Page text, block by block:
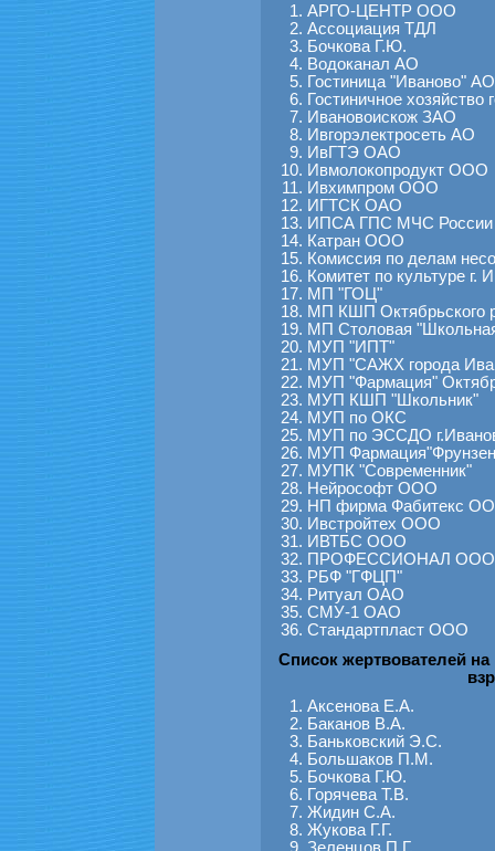
АРГО-ЦЕНТР ООО
Ассоциация ТДЛ
Бочкова Г.Ю.
Водоканал АО
Гостиница "Иваново" АО
Гостиничное
Ивановоискож ЗАО
Ивгорэлектросеть АО
ИвГТЭ ОАО
Ивмолокопродукт ООО
Ивхимпром ООО
ИГТСК ОАО
ИПСА ГПС МЧС России
Катран ООО
Комиссия по делам
Комитет по культуре г.
МП "ГОЦ"
МП КШП Октябрьского
МП Столовая
МУП "ИПТ"
МУП "САЖХ города
МУП "Фармация"
МУП КШП "Школьник"
МУП по ОКС
МУП по ЭССДО
МУП
МУПК "Современник"
Нейрософт ООО
НП фирма Фабитекс
Ивстройтех ООО
ИВТБС ООО
ПРОФЕССИОНАЛ ООО
РБФ "ГФЦП"
Ритуал ОАО
СМУ-1 ОАО
Стандартпласт ООО
Список жертвователей
Аксенова Е.А.
Баканов В.А.
Баньковский Э.С.
Большаков П.М.
Бочкова Г.Ю.
Горячева Т.В.
Жидин С.А.
Жукова Г.Г.